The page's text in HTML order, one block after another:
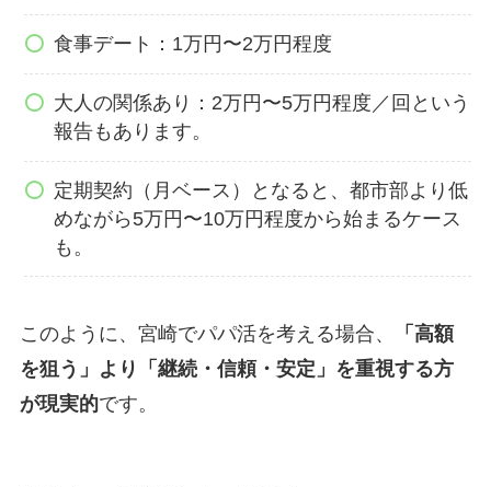
食事デート：1万円〜2万円程度
大人の関係あり：2万円〜5万円程度／回という
報告もあります。
定期契約（月ベース）となると、都市部より低
めながら5万円〜10万円程度から始まるケース
も。
このように、宮崎でパパ活を考える場合、
「高額
を狙う」より「継続・信頼・安定」を重視する方
が現実的です。